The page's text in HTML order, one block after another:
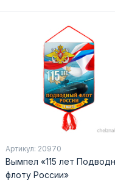
Артикул: 20970
Вымпел «115 лет
флоту России»